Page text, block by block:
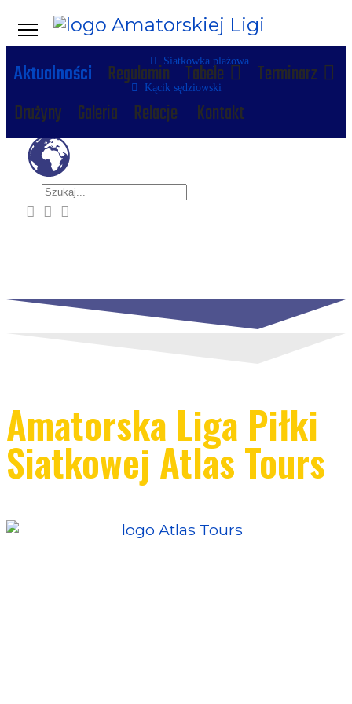
Aktualności Regulamin Tabele
Terminarz
Drużyny Galeria Relacje Kontakt
Szukaj
Siatkówka plażowa
Kącik sędziowski
Amatorska Liga Piłki
Siatkowej Atlas Tours